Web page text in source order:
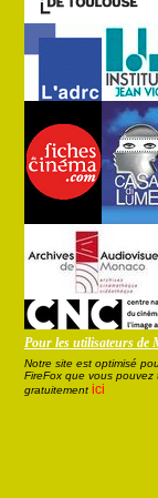
Pour les utilisateurs de
Notre site est optimisé
FireFox que vous pouvez
gratuitement ici